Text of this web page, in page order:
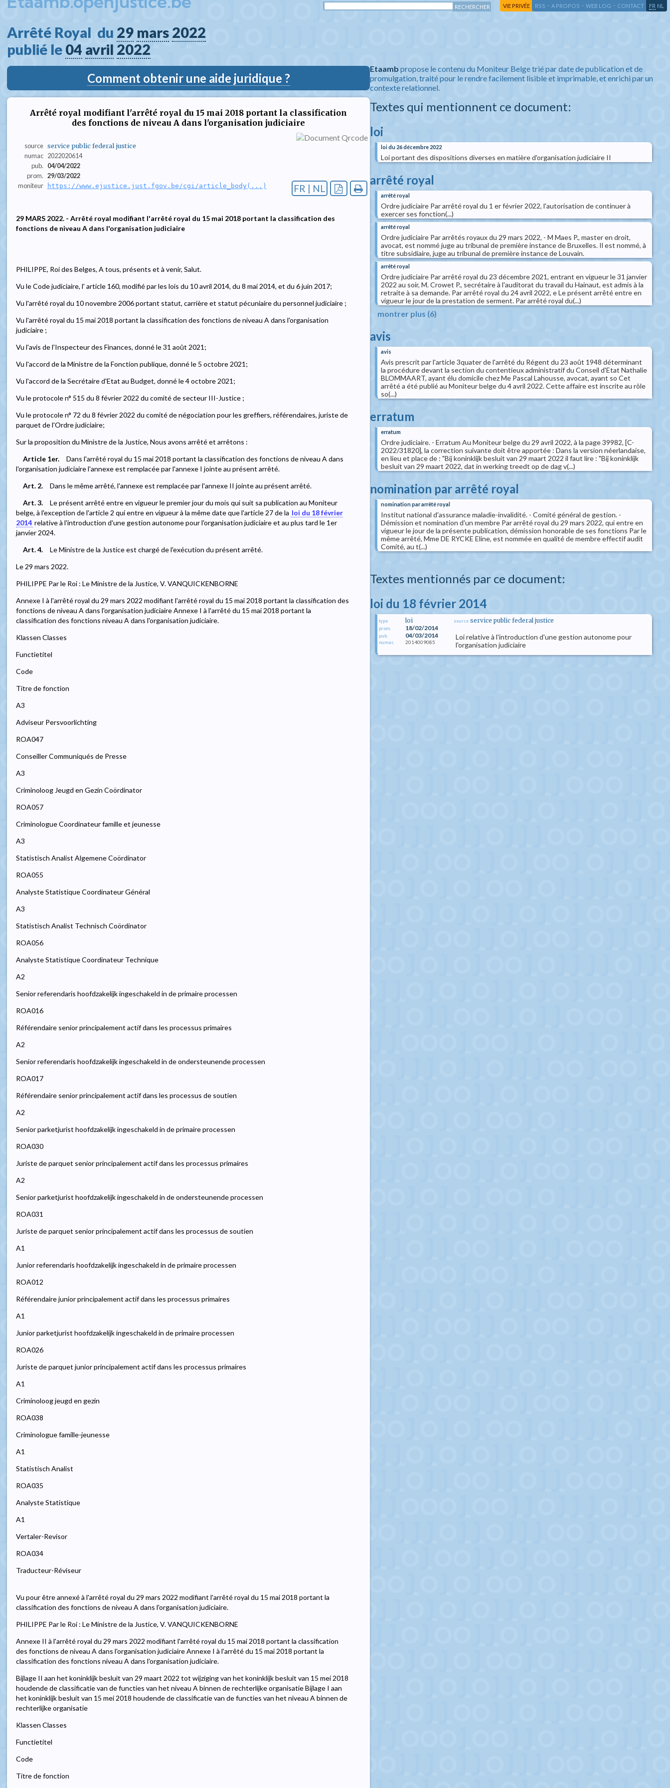
VIE PRIVÉE RSS - A PROPOS - WEB LOG - CONTACT FR NL
Arrêté Royal  du 29 mars 2022
publié le 04 avril 2022
Comment obtenir une aide juridique ?
Arrêté royal modifiant l'arrêté royal du 15 mai 2018 portant la classification
des fonctions de niveau A dans l'organisation judiciaire
source service public federal justice
numac 2022020614
pub.
04/04/2022
prom. 29/03/2022
moniteur
https://www.ejustice.just.fgov.be/cgi/article_body(...) FR | NL
29 MARS 2022. - Arrêté royal modifiant l'arrêté royal du 15 mai 2018 portant la classification des
fonctions de niveau A dans l'organisation judiciaire
PHILIPPE, Roi des Belges, A tous, présents et à venir, Salut.
Vu le Code judiciaire, l' article 160, modifié par les lois du 10 avril 2014, du 8 mai 2014, et du 6 juin 2017;
Vu l'arrêté royal du 10 novembre 2006 portant statut, carrière et statut pécuniaire du personnel judiciaire ;
Vu l'arrêté royal du 15 mai 2018 portant la classification des fonctions de niveau A dans l'organisation
judiciaire ;
Vu l'avis de l'Inspecteur des Finances, donné le 31 août 2021;
Vu l'accord de la Ministre de la Fonction publique, donné le 5 octobre 2021;
Vu l'accord de la Secrétaire d'Etat au Budget, donné le 4 octobre 2021;
Vu le protocole n° 515 du 8 février 2022 du comité de secteur III-Justice ;
Vu le protocole n° 72 du 8 février 2022 du comité de négociation pour les greffiers, référendaires, juriste de
parquet de l'Ordre judiciaire;
Sur la proposition du Ministre de la Justice, Nous avons arrêté et arrêtons :
Article 1er.
Dans l'arrêté royal du 15 mai 2018 portant la classification des fonctions de niveau A dans
l'organisation judiciaire l'annexe est remplacée par l'annexe I jointe au présent arrêté.
Art. 2.
Dans le même arrêté, l'annexe est remplacée par l'annexe II jointe au présent arrêté.
Art. 3.
Le présent arrêté entre en vigueur le premier jour du mois qui suit sa publication au Moniteur
belge, à l'exception de l'article 2 qui entre en vigueur à la même date que l'article 27 de la loi du 18 février
2014 relative à l'introduction d'une gestion autonome pour l'organisation judiciaire et au plus tard le 1er
janvier 2024.
Art. 4.
Le Ministre de la Justice est chargé de l'exécution du présent arrêté.
Le 29 mars 2022.
PHILIPPE Par le Roi : Le Ministre de la Justice, V. VANQUICKENBORNE
Annexe I à l'arrêté royal du 29 mars 2022 modifiant l'arrêté royal du 15 mai 2018 portant la classification des
fonctions de niveau A dans l'organisation judiciaire Annexe I à l'arrêté du 15 mai 2018 portant la
classification des fonctions niveau A dans l'organisation judiciaire.
Klassen Classes
Functietitel
Code
Titre de fonction
A3
Adviseur Persvoorlichting
ROA047
Conseiller Communiqués de Presse
A3
Criminoloog Jeugd en Gezin Coördinator
ROA057
Criminologue Coordinateur famille et jeunesse
A3
Statistisch Analist Algemene Coördinator
ROA055
Analyste Statistique Coordinateur Général
A3
Statistisch Analist Technisch Coördinator
ROA056
Analyste Statistique Coordinateur Technique
A2
Senior referendaris hoofdzakelijk ingeschakeld in de primaire processen
ROA016
Référendaire senior principalement actif dans les processus primaires
A2
Senior referendaris hoofdzakelijk ingeschakeld in de ondersteunende processen
ROA017
Référendaire senior principalement actif dans les processus de soutien
A2
Senior parketjurist hoofdzakelijk ingeschakeld in de primaire processen
ROA030
Juriste de parquet senior principalement actif dans les processus primaires
A2
Senior parketjurist hoofdzakelijk ingeschakeld in de ondersteunende processen
ROA031
Juriste de parquet senior principalement actif dans les processus de soutien
A1
Junior referendaris hoofdzakelijk ingeschakeld in de primaire processen
ROA012
Référendaire junior principalement actif dans les processus primaires
A1
Junior parketjurist hoofdzakelijk ingeschakeld in de primaire processen
ROA026
Juriste de parquet junior principalement actif dans les processus primaires
A1
Criminoloog jeugd en gezin
ROA038
Criminologue famille-jeunesse
A1
Statistisch Analist
ROA035
Analyste Statistique
A1
Vertaler-Revisor
ROA034
Traducteur-Réviseur
Vu pour être annexé à l'arrêté royal du 29 mars 2022 modifiant l'arrêté royal du 15 mai 2018 portant la
classification des fonctions de niveau A dans l'organisation judiciaire.
PHILIPPE Par le Roi : Le Ministre de la Justice, V. VANQUICKENBORNE
Annexe II à l'arrêté royal du 29 mars 2022 modifiant l'arrêté royal du 15 mai 2018 portant la classification
des fonctions de niveau A dans l'organisation judiciaire Annexe I à l'arrêté du 15 mai 2018 portant la
classification des fonctions niveau A dans l'organisation judiciaire.
Bijlage II aan het koninklijk besluit van 29 maart 2022 tot wijziging van het koninklijk besluit van 15 mei 2018
houdende de classificatie van de functies van het niveau A binnen de rechterlijke organisatie Bijlage I aan
het koninklijk besluit van 15 mei 2018 houdende de classificatie van de functies van het niveau A binnen de
rechterlijke organisatie
Klassen Classes
Functietitel
Code
Titre de fonction
Etaamb propose le contenu du Moniteur Belge trié par date de publication et de
promulgation, traité pour le rendre facilement lisible et imprimable, et enrichi par un
contexte relationnel.
Textes qui mentionnent ce document:
loi
loi du 26 décembre 2022
Loi portant des dispositions diverses en matière d'organisation judiciaire II
arrêté royal
arrêté royal
Ordre judiciaire Par arrêté royal du 1 er février 2022, l'autorisation de continuer à
exercer ses fonction(...)
arrêté royal
Ordre judiciaire Par arrêtés royaux du 29 mars 2022, - M Maes P., master en droit,
avocat, est nommé juge au tribunal de première instance de Bruxelles. Il est nommé, à
titre subsidiaire, juge au tribunal de première instance de Louvain.
arrêté royal
Ordre judiciaire Par arrêté royal du 23 décembre 2021, entrant en vigueur le 31 janvier
2022 au soir, M. Crowet P., secrétaire à l'auditorat du travail du Hainaut, est admis à la
retraite à sa demande. Par arrêté royal du 24 avril 2022, e Le présent arrêté entre en
vigueur le jour de la prestation de serment. Par arrêté royal du(...)
montrer plus (6)
avis
avis
Avis prescrit par l'article 3quater de l'arrêté du Régent du 23 août 1948 déterminant
la procédure devant la section du contentieux administratif du Conseil d'Etat Nathalie
BLOMMAART, ayant élu domicile chez Me Pascal Lahousse, avocat, ayant so Cet
arrêté a été publié au Moniteur belge du 4 avril 2022. Cette affaire est inscrite au rôle
so(...)
erratum
erratum
Ordre judiciaire. - Erratum Au Moniteur belge du 29 avril 2022, à la page 39982, [C-
2022/31820], la correction suivante doit être apportée : Dans la version néerlandaise,
en lieu et place de : "Bij koninklijk besluit van 29 maart 2022 il faut lire : "Bij koninklijk
besluit van 29 maart 2022, dat in werking treedt op de dag v(...)
nomination par arrêté royal
nomination par arrêté royal
Institut national d'assurance maladie-invalidité. - Comité général de gestion. -
Démission et nomination d'un membre Par arrêté royal du 29 mars 2022, qui entre en
vigueur le jour de la présente publication, démission honorable de ses fonctions Par le
même arrêté, Mme DE RYCKE Eline, est nommée en qualité de membre effectif audit
Comité, au t(...)
Textes mentionnés par ce document:
loi du 18 février 2014
type loi
prom. 18/02/2014
pub. 04/03/2014
numac 2014009085
source service public federal justice
Loi relative à l'introduction d'une gestion autonome pour
l'organisation judiciaire